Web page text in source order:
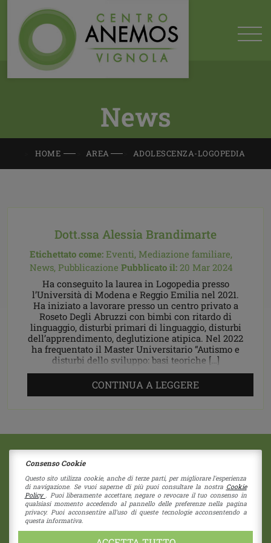
News
HOME AREA ADOLESCENZA-LOGOPEDIA
Dott.ssa Alessia Brandimarte
Etichettato come: Eventi, Mediazione familiare,
News, Pubblicazione Pubblicato il: 20 Mar 2024
Ha conseguito la laurea in Logopedia presso
l’Università di Modena e Reggio Emilia nel 2021.
Ha iniziato a lavorare presso un centro privato a
Roseto Degli Abruzzi con bimbi con ritardo di
linguaggio, disturbi primari di linguaggio, disturbi
dell’apprendimento, deglutizione atipica. Nel 2022
ha frequentato il Master Universitario “Autismo e
disturbi dello sviluppo: basi teoriche […]
CONTINUA A LEGGERE
2018 © Copyright - Centro Sociale Papa Giovanni XXIII
Via G. Bruno 11|41058 Vignola(Modena)
Società Coperativa - Nr Iscrizione C122937
RE - 274192 - Cap. Sociale 1.550 i.v.
CF 80039730355 - P.I. 01838960357
Privacy Policy| Cookies Policy
Consenso Cookie
Questo sito utilizza cookie, anche di terze parti, per migliorare l'esperienza
di navigazione. Se vuoi saperne di più puoi consultare la nostra Cookie
Policy
. Puoi liberamente accettare, negare o revocare il tuo consenso in
qualsiasi momento accedendo al pannello delle preferenze nella pagina
privacy. Puoi acconsentire all'uso di queste tecnologie acconsentendo a
questa informativa.